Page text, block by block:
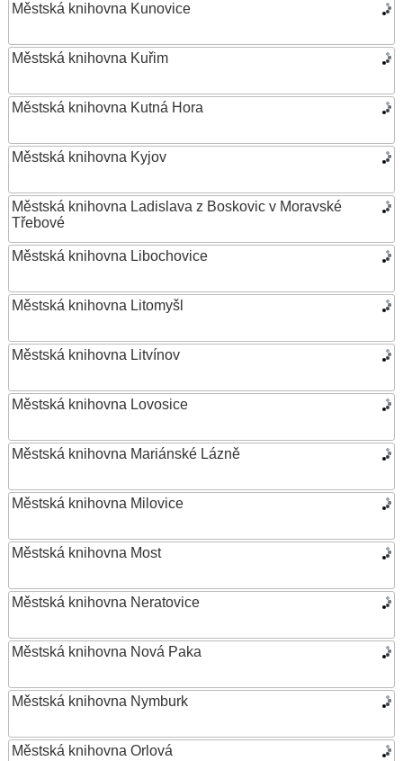
Městská knihovna Kunovice
Městská knihovna Kuřim
Městská knihovna Kutná Hora
Městská knihovna Kyjov
Městská knihovna Ladislava z Boskovic v Moravské
Třebové
Městská knihovna Libochovice
Městská knihovna Litomyšl
Městská knihovna Litvínov
Městská knihovna Lovosice
Městská knihovna Mariánské Lázně
Městská knihovna Milovice
Městská knihovna Most
Městská knihovna Neratovice
Městská knihovna Nová Paka
Městská knihovna Nymburk
Městská knihovna Orlová